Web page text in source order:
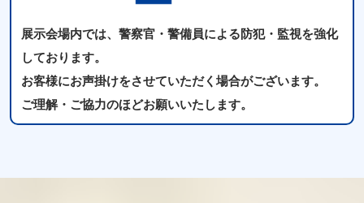
展示会場内では、警察官・警備員による防犯・監視を強化
しております。
お客様にお声掛けをさせていただく場合がございます。
ご理解・ご協力のほどお願いいたします。